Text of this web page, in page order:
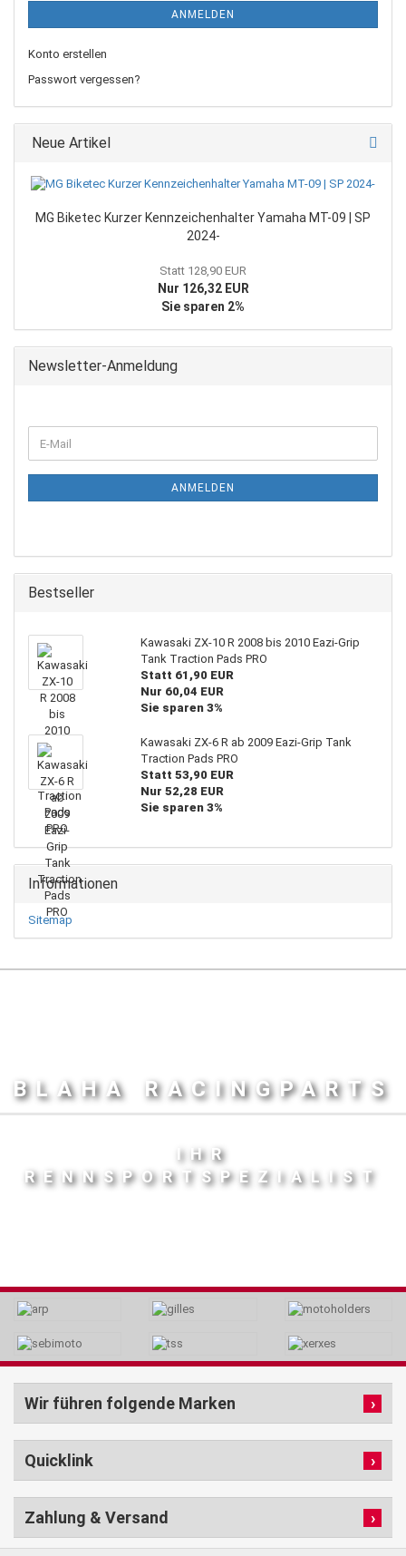
ANMELDEN
Konto erstellen
Passwort vergessen?
Neue Artikel
MG Biketec Kurzer Kennzeichenhalter Yamaha MT-09 | SP
2024-
Statt 128,90 EUR
Nur 126,32 EUR
Sie sparen 2%
Newsletter-Anmeldung
ZUR
E-
Mail
ANMELDEN
Bestseller
Kawasaki ZX-10 R 2008 bis 2010 Eazi-Grip
Tank Traction Pads PRO
Statt 61,90 EUR
Nur 60,04 EUR
Sie sparen 3%
Kawasaki ZX-6 R ab 2009 Eazi-Grip Tank
Traction Pads PRO
Statt 53,90 EUR
Nur 52,28 EUR
Sie sparen 3%
Informationen
Sitemap
BLAHA RACINGPARTS
IHR
RENNSPORTSPEZIALIST
Wir führen folgende Marken
Quicklink
Zahlung & Versand